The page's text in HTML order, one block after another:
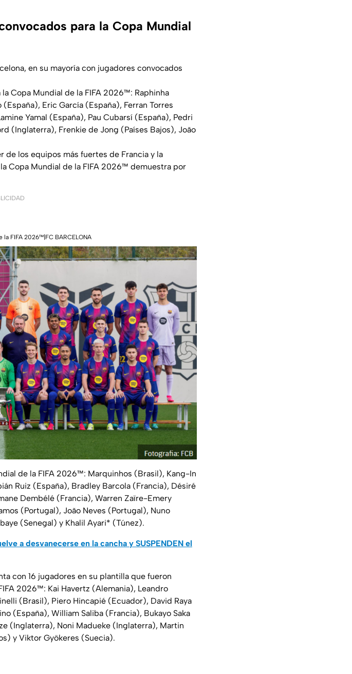
para la Copa Mundial
en su mayoría con jugadores convocados
Copa Mundial de la FIFA 2026™: Raphinha
Eric García (España), Ferran Torres
Yamal (España), Pau Cubarsí (España), Pedri
(Inglaterra), Frenkie de Jong (Países Bajos), João
de los equipos más fuertes de Francia y la
Copa Mundial de la FIFA 2026™ demuestra por
la FIFA 2026™|FC BARCELONA
de la FIFA 2026™: Marquinhos (Brasil), Kang-In
Ruiz (España), Bradley Barcola (Francia), Désiré
Dembélé (Francia), Warren Zaïre-Emery
(Portugal), João Neves (Portugal), Nuno
(Senegal) y Khalil Ayari* (Túnez).
a desvanecerse en la cancha y SUSPENDEN el
con 16 jugadores en su plantilla que fueron
2026™: Kai Havertz (Alemania), Leandro
(Brasil), Piero Hincapié (Ecuador), David Raya
(España), William Saliba (Francia), Bukayo Saka
(Inglaterra), Noni Madueke (Inglaterra), Martin
y Viktor Gyökeres (Suecia).